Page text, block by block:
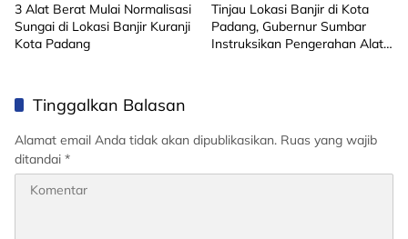
3 Alat Berat Mulai Normalisasi
Sungai di Lokasi Banjir Kuranji
Kota Padang
Tinjau Lokasi Banjir di Kota
Padang, Gubernur Sumbar
Instruksikan Pengerahan Alat
Tinggalkan Balasan
Alamat email Anda tidak akan dipublikasikan. Ruas yang wajib
ditandai *